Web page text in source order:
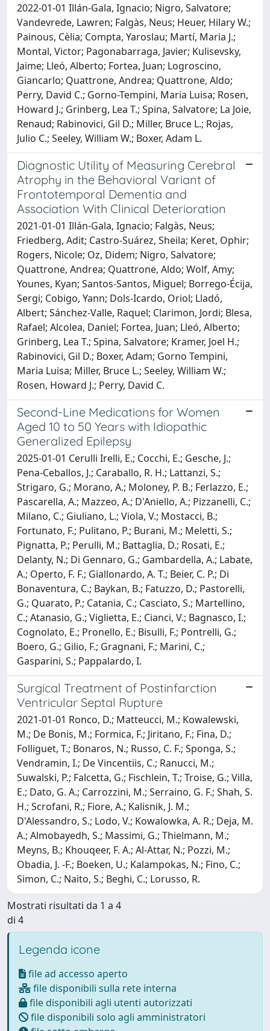
2022-01-01 Illán-Gala, Ignacio; Nigro, Salvatore;
Vandevrede, Lawren; Falgàs, Neus; Heuer, Hilary W.;
Painous, Cèlia; Compta, Yaroslau; Martí, Maria J.;
Montal, Victor; Pagonabarraga, Javier; Kulisevsky,
Jaime; Lleó, Alberto; Fortea, Juan; Logroscino,
Giancarlo; Quattrone, Andrea; Quattrone, Aldo;
Perry, David C.; Gorno-Tempini, Maria Luisa; Rosen,
Howard J.; Grinberg, Lea T.; Spina, Salvatore; La Joie,
Renaud; Rabinovici, Gil D.; Miller, Bruce L.; Rojas,
Julio C.; Seeley, William W.; Boxer, Adam L.
Diagnostic Utility of Measuring Cerebral
Atrophy in the Behavioral Variant of
Frontotemporal Dementia and
Association With Clinical Deterioration
2021-01-01 Illán-Gala, Ignacio; Falgàs, Neus;
Friedberg, Adit; Castro-Suárez, Sheila; Keret, Ophir;
Rogers, Nicole; Oz, Didem; Nigro, Salvatore;
Quattrone, Andrea; Quattrone, Aldo; Wolf, Amy;
Younes, Kyan; Santos-Santos, Miguel; Borrego-Écija,
Sergi; Cobigo, Yann; Dols-Icardo, Oriol; Lladó,
Albert; Sánchez-Valle, Raquel; Clarimon, Jordi; Blesa,
Rafael; Alcolea, Daniel; Fortea, Juan; Lleó, Alberto;
Grinberg, Lea T.; Spina, Salvatore; Kramer, Joel H.;
Rabinovici, Gil D.; Boxer, Adam; Gorno Tempini,
Maria Luisa; Miller, Bruce L.; Seeley, William W.;
Rosen, Howard J.; Perry, David C.
Second-Line Medications for Women
Aged 10 to 50 Years with Idiopathic
Generalized Epilepsy
2025-01-01 Cerulli Irelli, E.; Cocchi, E.; Gesche, J.;
Pena-Ceballos, J.; Caraballo, R. H.; Lattanzi, S.;
Strigaro, G.; Morano, A.; Moloney, P. B.; Ferlazzo, E.;
Pascarella, A.; Mazzeo, A.; D'Aniello, A.; Pizzanelli, C.;
Milano, C.; Giuliano, L.; Viola, V.; Mostacci, B.;
Fortunato, F.; Pulitano, P.; Burani, M.; Meletti, S.;
Pignatta, P.; Perulli, M.; Battaglia, D.; Rosati, E.;
Delanty, N.; Di Gennaro, G.; Gambardella, A.; Labate,
A.; Operto, F. F.; Giallonardo, A. T.; Beier, C. P.; Di
Bonaventura, C.; Baykan, B.; Fatuzzo, D.; Pastorelli,
G.; Quarato, P.; Catania, C.; Casciato, S.; Martellino,
C.; Atanasio, G.; Viglietta, E.; Cianci, V.; Bagnasco, I.;
Cognolato, E.; Pronello, E.; Bisulli, F.; Pontrelli, G.;
Boero, G.; Gilio, F.; Gragnani, F.; Marini, C.;
Gasparini, S.; Pappalardo, I.
Surgical Treatment of Postinfarction
Ventricular Septal Rupture
2021-01-01 Ronco, D.; Matteucci, M.; Kowalewski,
M.; De Bonis, M.; Formica, F.; Jiritano, F.; Fina, D.;
Folliguet, T.; Bonaros, N.; Russo, C. F.; Sponga, S.;
Vendramin, I.; De Vincentiis, C.; Ranucci, M.;
Suwalski, P.; Falcetta, G.; Fischlein, T.; Troise, G.; Villa,
E.; Dato, G. A.; Carrozzini, M.; Serraino, G. F.; Shah, S.
H.; Scrofani, R.; Fiore, A.; Kalisnik, J. M.;
D'Alessandro, S.; Lodo, V.; Kowalowka, A. R.; Deja, M.
A.; Almobayedh, S.; Massimi, G.; Thielmann, M.;
Meyns, B.; Khouqeer, F. A.; Al-Attar, N.; Pozzi, M.;
Obadia, J. -F.; Boeken, U.; Kalampokas, N.; Fino, C.;
Simon, C.; Naito, S.; Beghi, C.; Lorusso, R.
Mostrati risultati da 1 a 4
di 4
Legenda icone
file ad accesso aperto
file disponibili sulla rete interna
file disponibili agli utenti autorizzati
file disponibili solo agli amministratori